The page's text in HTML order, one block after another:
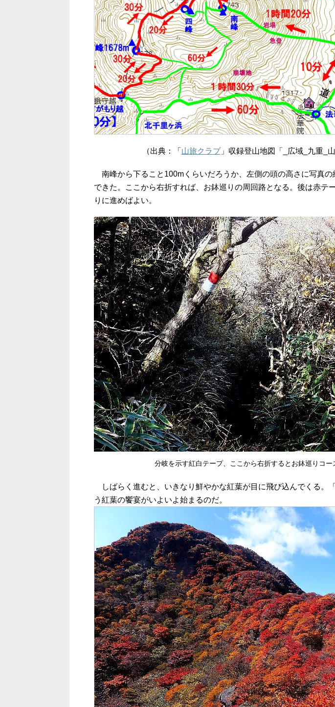
（出典：「 山旅クラブ 」収録登山地図「_広域_九重_山
南峰から下ること100mくらいだろうか、左側の頭の高さに写真の
できた。ここから右折すれば、お鉢巡りの周回路となる。後は赤テ
りに進めばよい。
分岐を示す紅白テープ、ここから右折するとお鉢巡りコー
しばらく進むと、いきなり鮮やかな紅葉が目に飛び込んでくる。
う紅葉の饗宴がいよいよ始まるのだ。